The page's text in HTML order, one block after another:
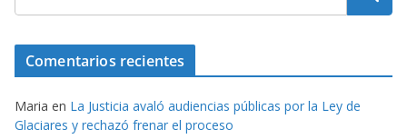
Comentarios recientes
Maria en La Justicia avaló audiencias públicas por la Ley de
Glaciares y rechazó frenar el proceso